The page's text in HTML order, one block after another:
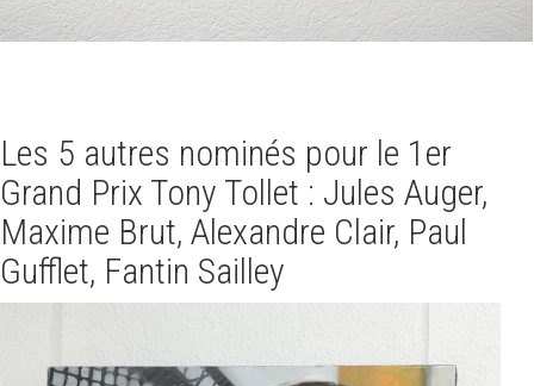
Les 5 autres nominés pour le 1er
Grand Prix Tony Tollet : Jules Auger,
Maxime Brut, Alexandre Clair, Paul
Gufflet, Fantin Sailley